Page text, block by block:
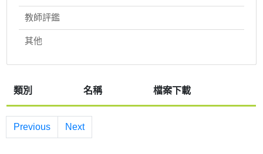
教師評鑑
其他
類別 名稱 檔案下載
Previous Next